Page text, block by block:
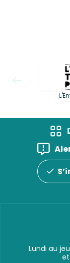
Lundi au
et